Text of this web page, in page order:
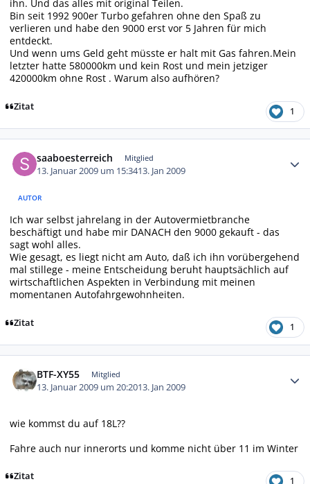
ihn. Und das alles mit original Teilen.
Bin seit 1992 900er Turbo gefahren ohne den Spaß zu
verlieren und habe den 9000 erst vor 5 Jahren für mich
entdeckt.
Und wenn ums Geld geht müsste er halt mit Gas fahren.Mein
letzter hatte 580000km und kein Rost und mein jetziger
420000km ohne Rost . Warum also aufhören?
Zitat 1
saaboesterreich Mitglied
13. Januar 2009 um 15:3413. Jan 2009
AUTOR
Ich war selbst jahrelang in der Autovermietbranche
beschäftigt und habe mir DANACH den 9000 gekauft - das
sagt wohl alles.
Wie gesagt, es liegt nicht am Auto, daß ich ihn vorübergehend
mal stillege - meine Entscheidung beruht hauptsächlich auf
wirtschaftlichen Aspekten in Verbindung mit meinen
momentanen Autofahrgewohnheiten.
Zitat 1
BTF-XY55 Mitglied
13. Januar 2009 um 20:2013. Jan 2009
wie kommst du auf 18L??
Fahre auch nur innerorts und komme nicht über 11 im Winter
Zitat 1